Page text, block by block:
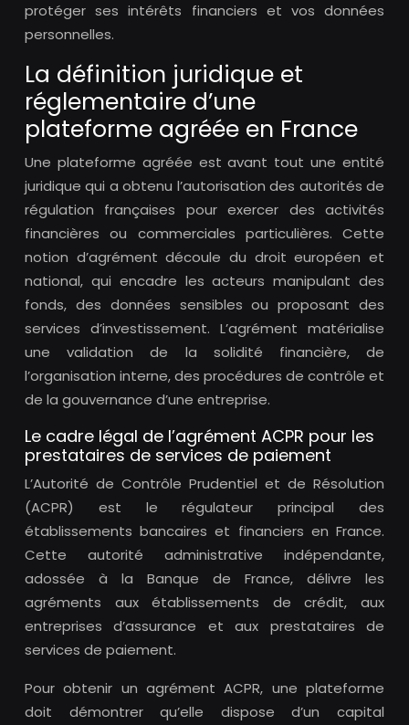
protéger ses intérêts financiers et vos données
personnelles.
La définition juridique et
réglementaire d’une
plateforme agréée en France
Une plateforme agréée est avant tout une entité
juridique qui a obtenu l’autorisation des autorités de
régulation françaises pour exercer des activités
financières ou commerciales particulières. Cette
notion d’agrément découle du droit européen et
national, qui encadre les acteurs manipulant des
fonds, des données sensibles ou proposant des
services d’investissement. L’agrément matérialise
une validation de la solidité financière, de
l’organisation interne, des procédures de contrôle et
de la gouvernance d’une entreprise.
Le cadre légal de l’agrément ACPR pour les
prestataires de services de paiement
L’Autorité de Contrôle Prudentiel et de Résolution
(ACPR) est le régulateur principal des
établissements bancaires et financiers en France.
Cette autorité administrative indépendante,
adossée à la Banque de France, délivre les
agréments aux établissements de crédit, aux
entreprises d’assurance et aux prestataires de
services de paiement.
Pour obtenir un agrément ACPR, une plateforme
doit démontrer qu’elle dispose d’un capital